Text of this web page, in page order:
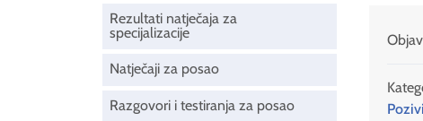
Rezultati natječaja za
specijalizacije
Natječaji za posao
Razgovori i testiranja za posao